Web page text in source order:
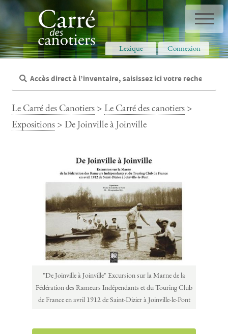
Panneau de gestion des cookies
Lexique Connexion
Le Carré des Canotiers >Le Carré des canotiers >
Expositions > De Joinville à Joinville
"De Joinville à Joinville" Excursion sur la Marne de la
Fédération des Rameurs Indépendants et du Touring Club
de France en avril 1912 de Saint-Dizier à Joinville-le-Pont